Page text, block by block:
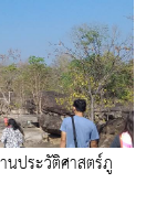
นประวัติศาสตร์ภู